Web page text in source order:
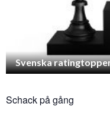
Svenska
Schack på gång